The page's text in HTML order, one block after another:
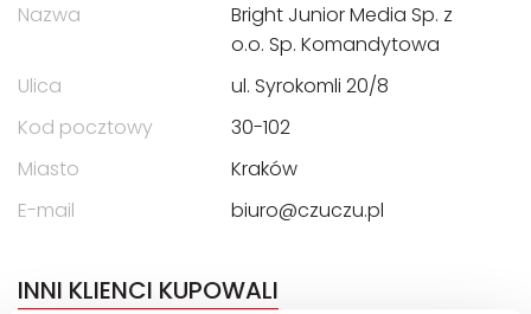
Nazwa
Bright Junior Media Sp. z
o.o. Sp. Komandytowa
Ulica
ul. Syrokomli 20/8
Kod pocztowy
30-102
Miasto
Kraków
E-mail
biuro@czuczu.pl
INNI KLIENCI KUPOWALI